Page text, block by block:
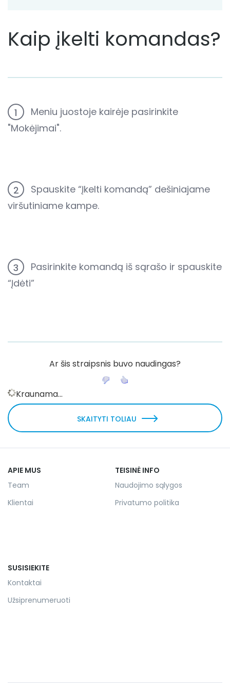
Kaip įkelti komandas?
1
Meniu juostoje kairėje pasirinkite
"Mokėjimai".
2
Spauskite “Įkelti komandą” dešiniajame
viršutiniame kampe.
3
Pasirinkite komandą iš sąrašo ir spauskite
“Įdėti”
Ar šis straipsnis buvo naudingas?
Kraunama...
SKAITYTI TOLIAU
APIE MUS
Team
Klientai
TEISINĖ INFO
Naudojimo sąlygos
Privatumo politika
SUSISIEKITE
Kontaktai
Užsiprenumeruoti